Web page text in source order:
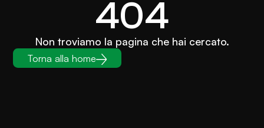
404
Non troviamo la pagina che hai cercato.
Torna alla home